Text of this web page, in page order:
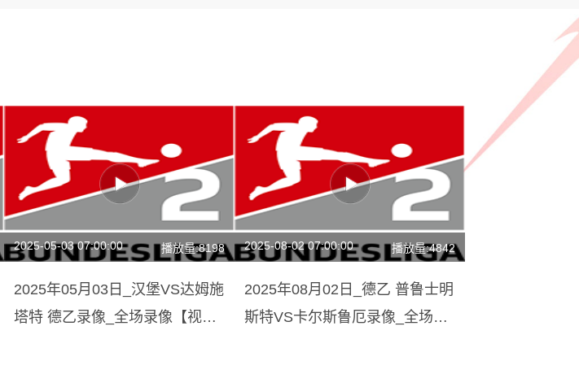
2025-05-03 07:00:00 播放量:8198
2025年05月03日_汉堡VS达姆施
塔特 德乙录像_全场录像【视频
2025-08-02 07:00:00 播放量:4842
2025年08月02日_德乙 普鲁士明
斯特VS卡尔斯鲁厄录像_全场录